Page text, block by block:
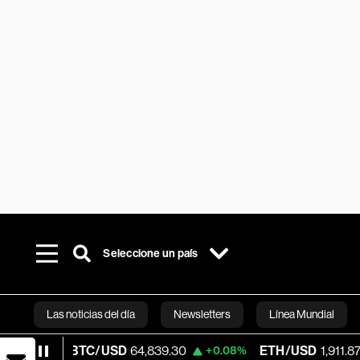
Seleccione un país
Las noticias del día Newsletters Línea Mundial
Bloomberg
BTC/USD 64,839.30 +0.08% ETH/USD 1,911.878 -